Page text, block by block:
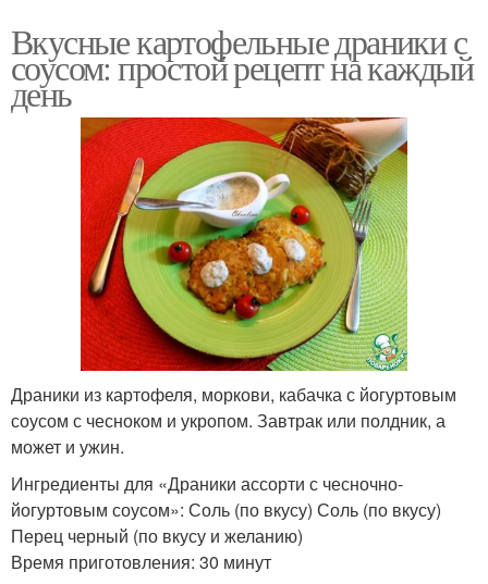
Вкусные картофельные драники с
соусом: простой рецепт на каждый
день
Драники из картофеля, моркови, кабачка с йогуртовым
соусом с чесноком и укропом. Завтрак или полдник, а
может и ужин.
Ингредиенты для «Драники ассорти с чесночно-
йогуртовым соусом»: Соль (по вкусу) Соль (по вкусу)
Перец черный (по вкусу и желанию)
Время приготовления: 30 минут